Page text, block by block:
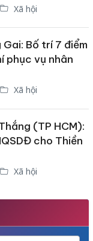
Xã hội
Gai: Bố trí 7 điểm
phục vụ nhân
Xã hội
(TP HCM):
cho Thiền
Xã hội